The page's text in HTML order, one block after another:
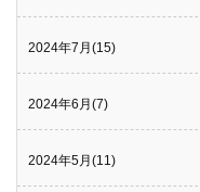
2024年7月(15)
2024年6月(7)
2024年5月(11)